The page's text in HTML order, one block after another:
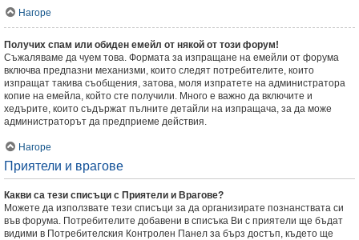
Нагоре
Получих спам или обиден емейл от някой от този форум!
Съжаляваме да чуем това. Формата за изпращане на емейли от форума
включва предпазни механизми, които следят потребителите, които
изпращат такива съобщения, затова, моля изпратете на администратора
копие на емейла, който сте получили. Много е важно да включите и
хедърите, които съдържат пълните детайли на изпращача, за да може
администраторът да предприеме действия.
Нагоре
Приятели и врагове
Какви са тези списъци с Приятели и Врагове?
Можете да използвате тези списъци за да организирате познанствата си
във форума. Потребителите добавени в списъка Ви с приятели ще бъдат
видими в Потребителския Контролен Панел за бърз достъп, където ще